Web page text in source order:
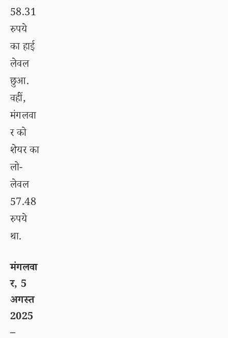
58.31
रुपये
का हाई
लेवल
छुआ.
वहीं,
मंगलवा
र को
शेयर का
लो-
लेवल
57.48
रुपये
था.
मंगलवा
र, 5
अगस्त
2025
–